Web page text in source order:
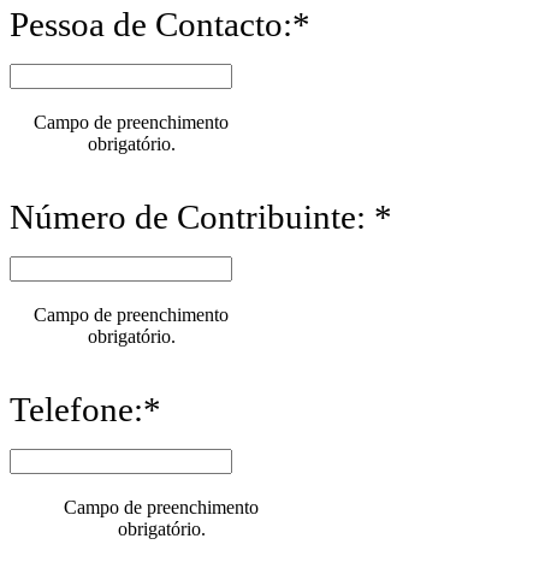
Pessoa de Contacto:*
Campo de preenchimento
obrigatório.
Número de Contribuinte: *
Campo de preenchimento
obrigatório.
Telefone:*
Campo de preenchimento
obrigatório.